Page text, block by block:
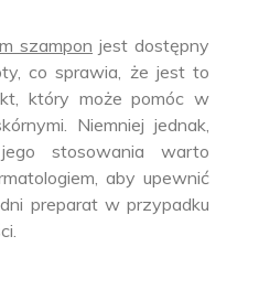
szampon jest dostępny
co sprawia, że jest to
który może pomóc w
Niemniej jednak,
stosowania warto
aby upewnić
preparat w przypadku